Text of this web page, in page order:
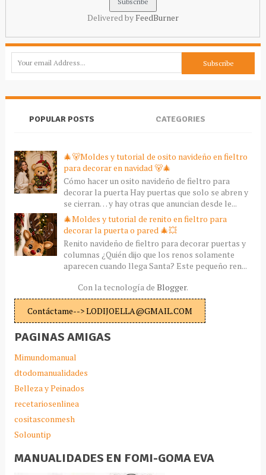
Delivered by FeedBurner
POPULAR POSTS CATEGORIES
🎄🐻Moldes y tutorial de osito navideño en fieltro
para decorar en navidad 🐻🎄
Cómo hacer un osito navideño de fieltro para
decorar la puerta Hay puertas que solo se abren y
se cierran… y hay otras que anuncian desde le...
🎄Moldes y tutorial de renito en fieltro para
decorar la puerta o pared 🎄💥
Renito navideño de fieltro para decorar puertas y
columnas ¿Quién dijo que los renos solamente
aparecen cuando llega Santa? Este pequeño ren...
Con la tecnología de Blogger.
Contáctame--> LODIJOELLA@GMAIL.COM
PAGINAS AMIGAS
Mimundomanual
dtodomanualidades
Belleza y Peinados
recetariosenlinea
cositasconmesh
Solountip
MANUALIDADES EN FOMI-GOMA EVA